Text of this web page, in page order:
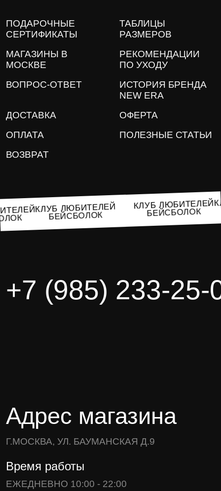
ПОДАРОЧНЫЕ
СЕРТИФИКАТЫ
ТАБЛИЦЫ
РАЗМЕРОВ
МАГАЗИНЫ В
МОСКВЕ
РЕКОМЕНДАЦИИ
ПО УХОДУ
ВОПРОС-ОТВЕТ
ИСТОРИЯ БРЕНДА
NEW ERA
ДОСТАВКА
ОФЕРТА
ОПЛАТА
ПОЛЕЗНЫЕ СТАТЬИ
ВОЗВРАТ
КЛУБ ЛЮБИТЕЛЕЙ
БЕЙСБОЛОК
КЛУБ
БЕЙСБОЛОК
+7 (985) 233-25-
Адрес магазина
Г.МОСКВА, УЛ. БАУМАНСКАЯ Д.9
Время работы
ЕЖЕДНЕВНО 10:00 - 22:00